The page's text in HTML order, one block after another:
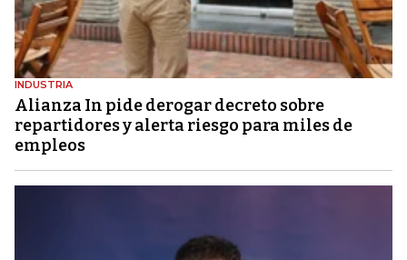
INDUSTRIA
Alianza In pide derogar decreto sobre
repartidores y alerta riesgo para miles de
empleos